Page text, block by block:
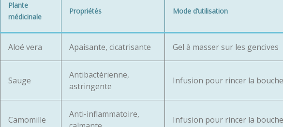
Plante
médicinale
Propriétés Mode d’utilisation
Aloé vera Apaisante, cicatrisante Gel à masser sur les gencives
Sauge
Antibactérienne,
astringente
Infusion pour rincer la bouche
Camomille
Anti-inflammatoire,
Infusion pour rincer la bouche